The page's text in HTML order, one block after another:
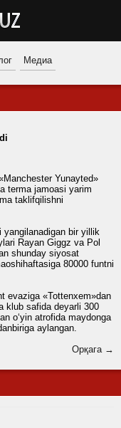
Медиа
Yunayted»
terma jamoasi yarim
taklifqilishni
yangilanadigan bir yillik
Rayan Giggz va Pol
shunday siyosat
80000 funtni
evaziga «Tottenxem»dan
klub safida deyarli 300
o‘yin atrofida maydonga
aylangan.
Орқага →